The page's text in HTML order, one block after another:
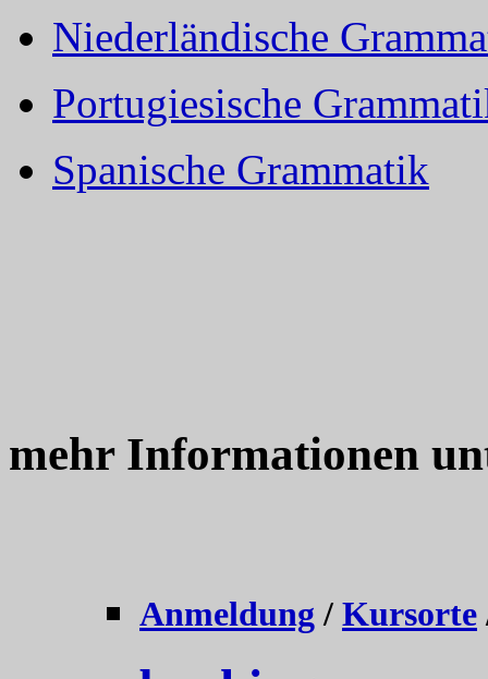
Niederländische
Portugiesische
Spanische Grammatik
mehr Informationen
Anmeldung/ Kursorte